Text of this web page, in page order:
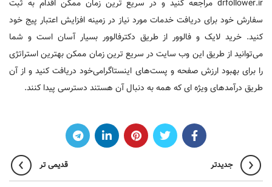
drfollower.ir مراجعه کنید و در سریع ترین زمان ممکن اقدام به ثبت
سفارش خود برای دریافت خدمات مورد نیاز در زمینه افزایش اعتبار پیج خود
کنید. خرید لایک و فالوور از طریق دکترفالوور بسیار آسان است و شما
می‌توانید از طریق این وب سایت در سریع ترین زمان ممکن بهترین استراتژی
را برای بهبود ارزش صفحه و پست‌های اینستاگرامی‌خود دریافت کنید و از آن
طریق درآمد‌های ویژه ای که همه به دنبال آن هستند دسترسی پیدا کنند.
جدیدتر قدیمی تر